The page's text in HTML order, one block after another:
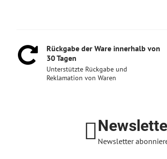
Rückgabe der Ware innerhalb von
30 Tagen
Unterstützte Rückgabe und
Reklamation von Waren
Newsletter